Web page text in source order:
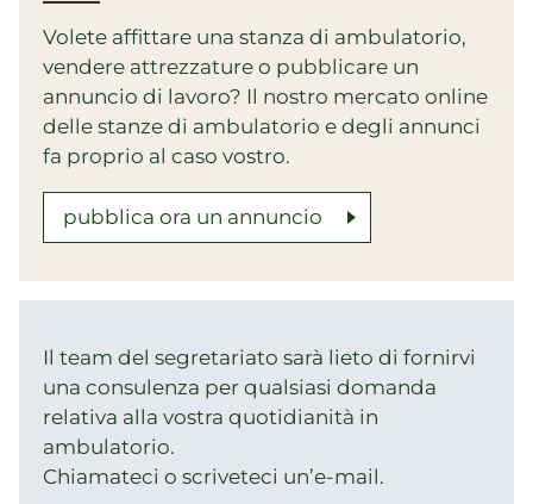
Volete affittare una stanza di ambulatorio,
vendere attrezzature o pubblicare un
annuncio di lavoro? Il nostro mercato online
delle stanze di ambulatorio e degli annunci
fa proprio al caso vostro.
pubblica ora un annuncio
Il team del segretariato sarà lieto di fornirvi
una consulenza per qualsiasi domanda
relativa alla vostra quotidianità in
ambulatorio.
Chiamateci o scriveteci un’e-mail.